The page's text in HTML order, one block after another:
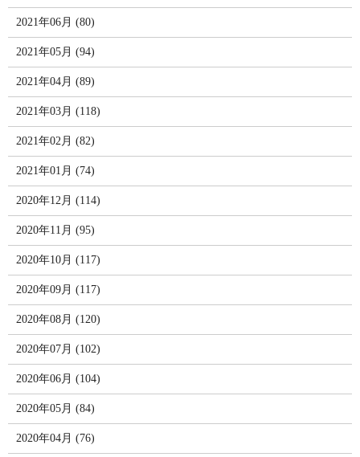
2021年06月 (80)
2021年05月 (94)
2021年04月 (89)
2021年03月 (118)
2021年02月 (82)
2021年01月 (74)
2020年12月 (114)
2020年11月 (95)
2020年10月 (117)
2020年09月 (117)
2020年08月 (120)
2020年07月 (102)
2020年06月 (104)
2020年05月 (84)
2020年04月 (76)